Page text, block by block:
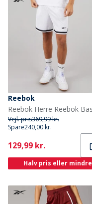
Reebok
Vejl. pris369,99 kr.
Spare240,00 kr.
Current
129,99 kr.
Halv pris eller mindre